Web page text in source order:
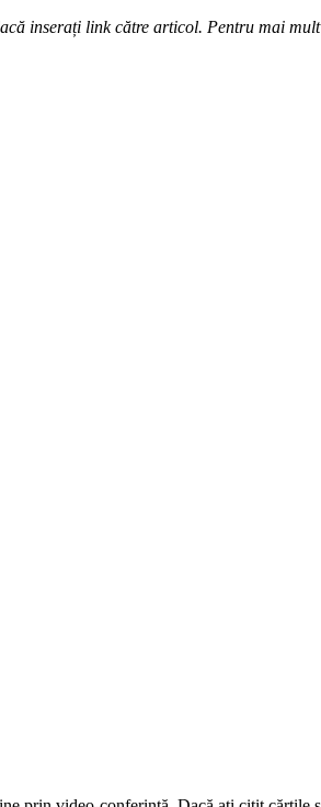
inserați link către articol. Pentru mai